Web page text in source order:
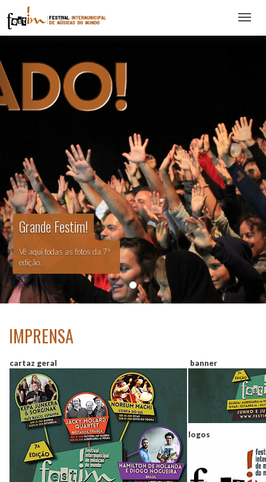
Abrir
Grande Festim!
Vê aqui todas as fotos da 7ª
edição.
IMPRENSA
cartaz geral banner
logos